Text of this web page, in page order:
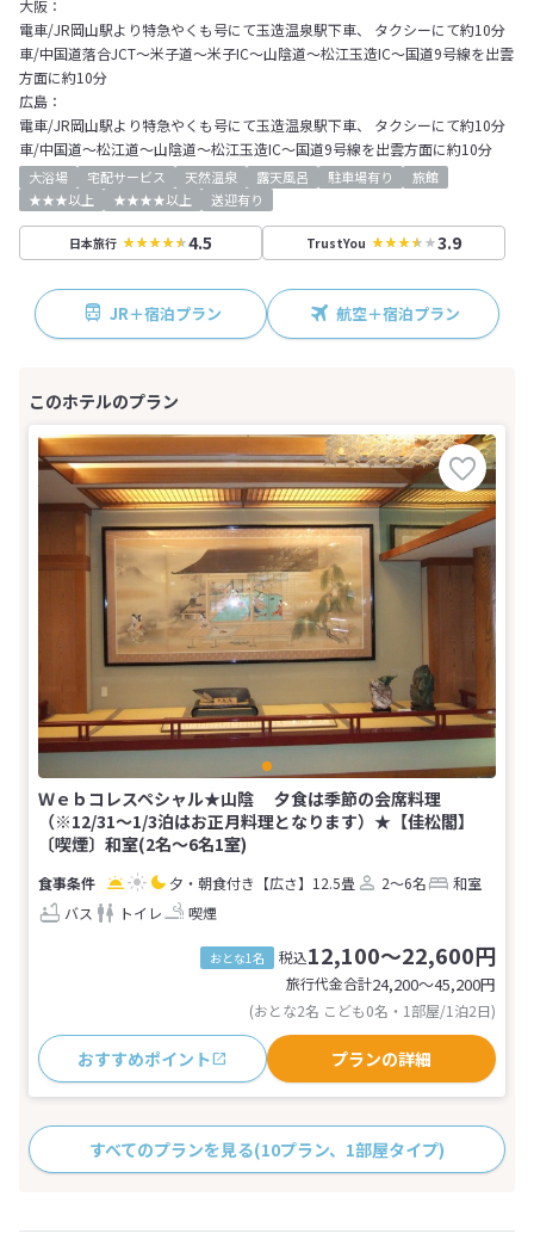
大阪：
電車/JR岡山駅より特急やくも号にて玉造温泉駅下車、 タクシーにて約10分
車/中国道落合JCT～米子道～米子IC～山陰道～松江玉造IC～国道9号線を出雲
方面に約10分
広島：
電車/JR岡山駅より特急やくも号にて玉造温泉駅下車、 タクシーにて約10分
車/中国道～松江道～山陰道～松江玉造IC～国道9号線を出雲方面に約10分
大浴場 宅配サービス 天然温泉 露天風呂 駐車場有り
旅館
★★★以上
★★★★以上 送迎有り
日本旅行 4.5 TrustYou 3.9
JR＋宿泊プラン 航空＋宿泊プラン
Ｗｅｂコレスペシャル★山陰 夕食は季節の会席料理
（※12/31～1/3泊はお正月料理となります）★【佳松閣】
〔喫煙〕和室(2名～6名1室)
夕・朝食付き 【広さ】12.5畳 2～6名
和室
バス
トイレ 喫煙
おとな1名 税込12,100～22,600円
旅行代金合計24,200〜45,200円
(おとな2名 こども0名・1部屋/1泊2日)
おすすめポイント プランの詳細
すべてのプランを見る(10プラン、1部屋タイプ)